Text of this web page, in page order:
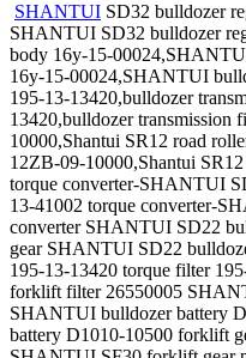
SHANTUI SD32 bulldozer
SHANTUI SD32 bulldozer
body 16y-15-
16y-15-00024,SHANTUI
195-13-13420,bulldozer
13420,bulldozer transmission
10000,Shantui SR12 road
12ZB-09-10000,Shantui
torque converter-SHANTUI
13-41002 torque converter-
converter SHANTUI SD22
gear SHANTUI SD22
195-13-13420 torque filter
forklift filter 26550005
SHANTUI bulldozer battery
battery D1010-10500 forklift